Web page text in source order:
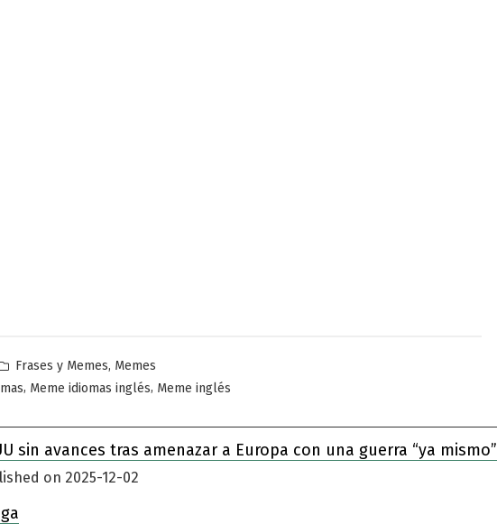
Publicado
en
Frases y Memes, Memes
, Meme idiomas inglés, Meme inglés
sin avances tras amenazar a Europa con una guerra “ya mismo”
on 2025-12-02